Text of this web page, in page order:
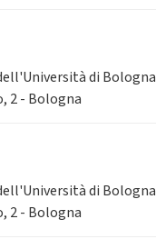
di Bologna
2 - Bologna
di Bologna
2 - Bologna